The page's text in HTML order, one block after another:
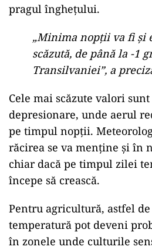
pragul înghețului.
„Minima nopții va fi și
scăzută, de până la -1
Transilvaniei”, a
Cele mai scăzute valori
depresionare, unde aerul
pe timpul nopții.
răcirea se va menține și în
chiar dacă pe timpul zilei
începe să crească.
Pentru agricultură, astfel
temperatură pot deveni
în zonele unde culturile